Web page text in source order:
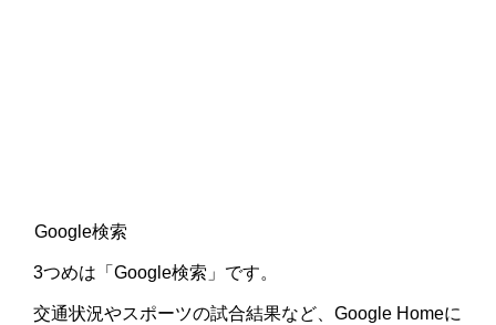
Google検索
3つめは「Google検索」です。
交通状況やスポーツの試合結果など、Google Homeに